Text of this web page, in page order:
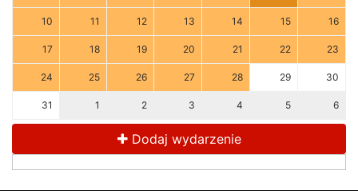
10 11 12 13 14 15 16
17 18 19 20 21 22 23
24 25 26 27 28 29 30
31 1 2 3 4 5 6
Dodaj wydarzenie